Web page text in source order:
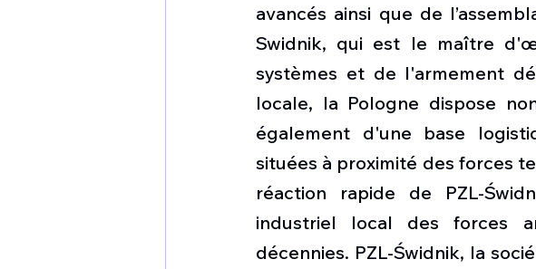
avancés ainsi que de
Swidnik, qui est le maître
systèmes et de l'armement
locale, la Pologne dispose
également d'une base
situées à proximité des forces
réaction rapide de PZL-
industriel local des forces
décennies. PZL-Świdnik, la